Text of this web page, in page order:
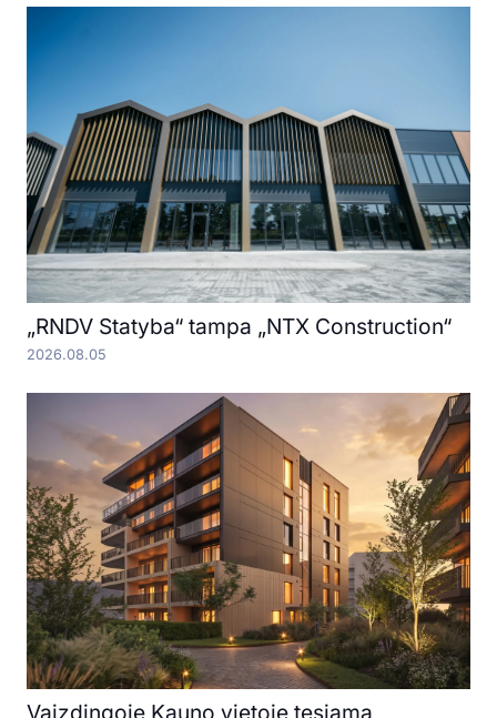
„RNDV Statyba“ tampa „NTX Construction“
2026.08.05
Vaizdingoje Kauno vietoje tęsiama